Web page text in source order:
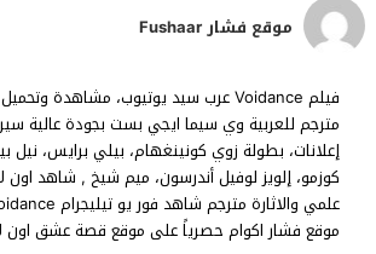
موقع فشار Fushaar
مترجم للعربية وي سيما ايجي بست بجودة عالية
إعلانات، بطولة زوي كونينغهام، بيلي برايس،
كوزمو، إلويز لوفيل أندرسون، ميم شيخ , شاهد اون
موقع فشار اكوام حصرياً على موقع قصة عشق اون